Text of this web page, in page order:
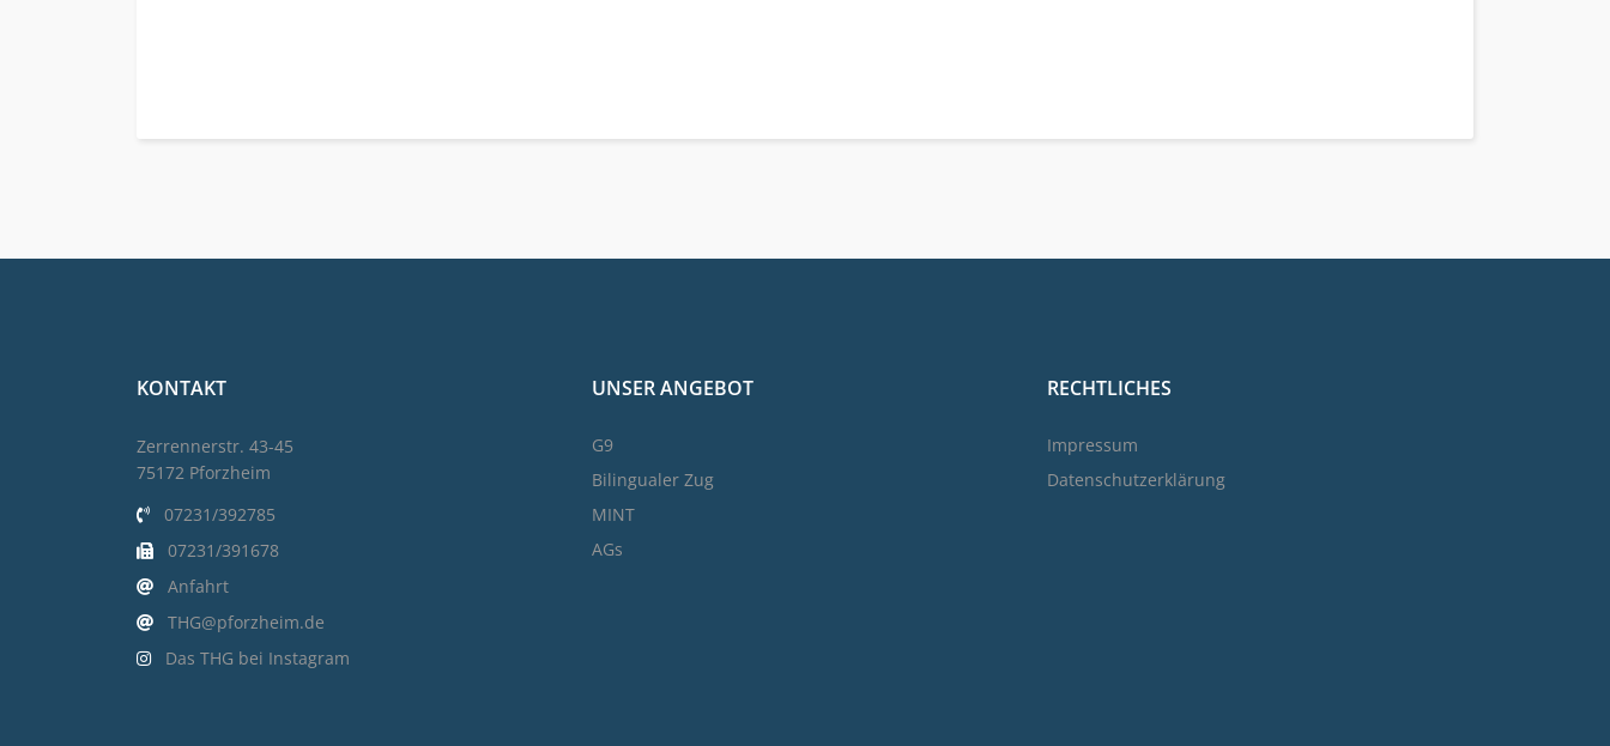
KONTAKT
Zerrennerstr. 43-45
75172 Pforzheim
07231/392785
07231/391678
Anfahrt
THG@pforzheim.de
Das THG bei Instagram
UNSER ANGEBOT
G9
Bilingualer Zug
MINT
AGs
RECHTLICHES
Impressum
Datenschutzerklärung